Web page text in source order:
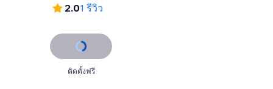
2.01 รีวิว
ติดตั้งฟรี